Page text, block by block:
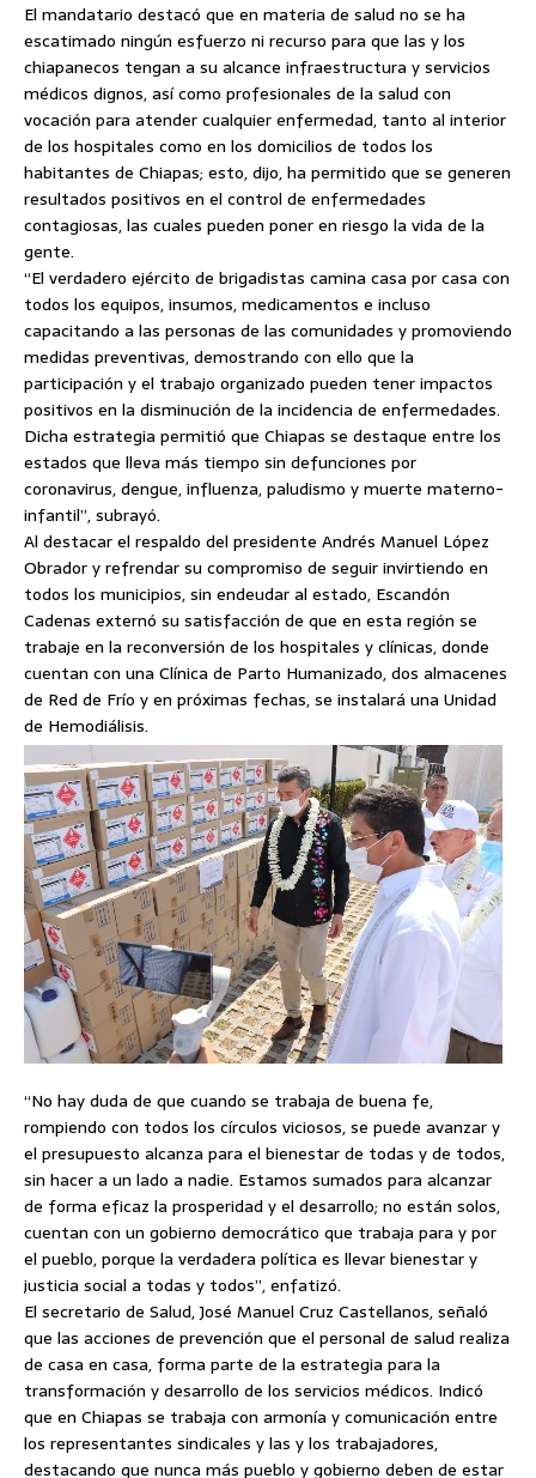
El mandatario destacó que en materia de salud no se ha
escatimado ningún esfuerzo ni recurso para que las y los
chiapanecos tengan a su alcance infraestructura y servicios
médicos dignos, así como profesionales de la salud con
vocación para atender cualquier enfermedad, tanto al interior
de los hospitales como en los domicilios de todos los
habitantes de Chiapas; esto, dijo, ha permitido que se generen
resultados positivos en el control de enfermedades
contagiosas, las cuales pueden poner en riesgo la vida de la
gente.
“El verdadero ejército de brigadistas camina casa por casa con
todos los equipos, insumos, medicamentos e incluso
capacitando a las personas de las comunidades y promoviendo
medidas preventivas, demostrando con ello que la
participación y el trabajo organizado pueden tener impactos
positivos en la disminución de la incidencia de enfermedades.
Dicha estrategia permitió que Chiapas se destaque entre los
estados que lleva más tiempo sin defunciones por
coronavirus, dengue, influenza, paludismo y muerte materno-
infantil”, subrayó.
Al destacar el respaldo del presidente Andrés Manuel López
Obrador y refrendar su compromiso de seguir invirtiendo en
todos los municipios, sin endeudar al estado, Escandón
Cadenas externó su satisfacción de que en esta región se
trabaje en la reconversión de los hospitales y clínicas, donde
cuentan con una Clínica de Parto Humanizado, dos almacenes
de Red de Frío y en próximas fechas, se instalará una Unidad
de Hemodiálisis.
“No hay duda de que cuando se trabaja de buena fe,
rompiendo con todos los círculos viciosos, se puede avanzar y
el presupuesto alcanza para el bienestar de todas y de todos,
sin hacer a un lado a nadie. Estamos sumados para alcanzar
de forma eficaz la prosperidad y el desarrollo; no están solos,
cuentan con un gobierno democrático que trabaja para y por
el pueblo, porque la verdadera política es llevar bienestar y
justicia social a todas y todos”, enfatizó.
El secretario de Salud, José Manuel Cruz Castellanos, señaló
que las acciones de prevención que el personal de salud realiza
de casa en casa, forma parte de la estrategia para la
transformación y desarrollo de los servicios médicos. Indicó
que en Chiapas se trabaja con armonía y comunicación entre
los representantes sindicales y las y los trabajadores,
destacando que nunca más pueblo y gobierno deben de estar